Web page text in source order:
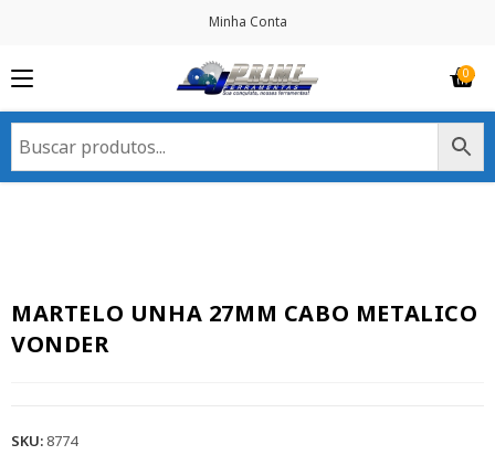
Minha Conta
MARTELO UNHA 27MM CABO METALICO
VONDER
SKU: 8774